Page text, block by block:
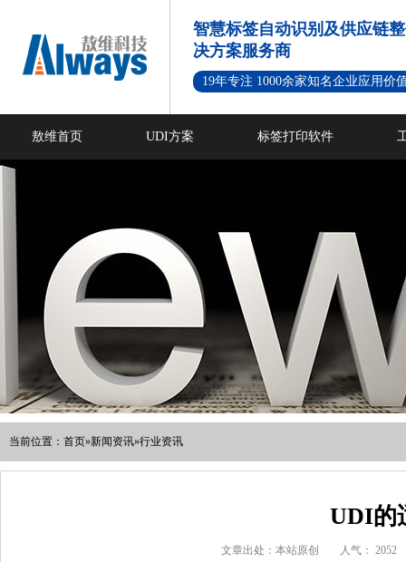
智慧标签自动识别及供应链
决方案服务商
19年专注 1000余家知名企业应用价
敖维首页 UDI方案 标签打印软件
当前位置： 首页»新闻资讯»行业资讯
UDI的
文章出处：本站原创 人气： 2052